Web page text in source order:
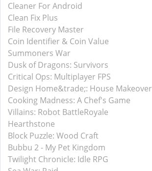
Cleaner For Android
Clean Fix Plus
File Recovery Master
Coin Identifier & Coin Value
Summoners War
Dusk of Dragons: Survivors
Critical Ops: Multiplayer FPS
Design Home&trade;: House Makeover
Cooking Madness: A Chef's Game
Villains: Robot BattleRoyale
Hearthstone
Block Puzzle: Wood Craft
Bubbu 2 - My Pet Kingdom
Twilight Chronicle: Idle RPG